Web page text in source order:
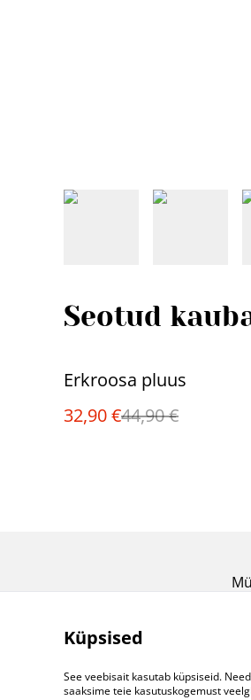
Seotud
%
Erkroosa pluus
32,90 €44,90 €
Küpsised
See veebisait kasutab küpsiseid.
saaksime teie kasutuskogemust